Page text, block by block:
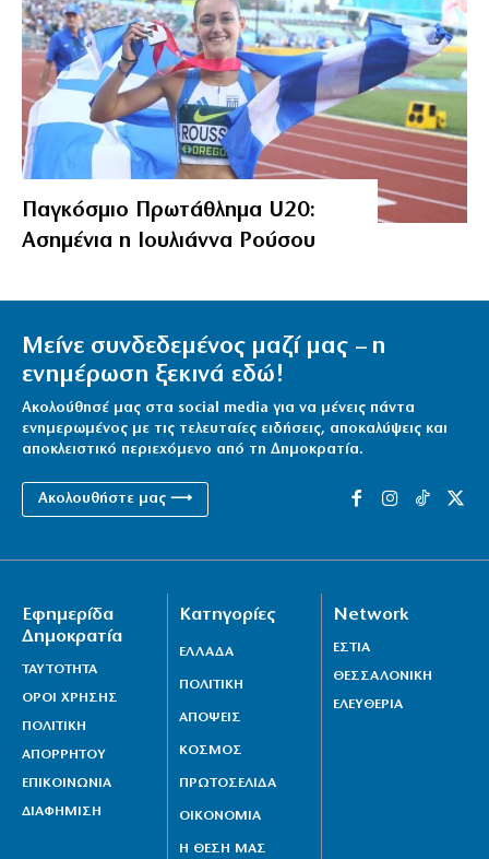
Παγκόσμιο Πρωτάθλημα U20:
Ασημένια η Ιουλιάννα Ρούσου
Μείνε συνδεδεμένος μαζί μας – η
ενημέρωση ξεκινά εδώ!
Ακολούθησέ μας στα social media για να μένεις πάντα
ενημερωμένος με τις τελευταίες ειδήσεις, αποκαλύψεις και
αποκλειστικό περιεχόμενο από τη Δημοκρατία.
Ακολουθήστε μας ⟶
Εφημερίδα
Δημοκρατία
ΤΑΥΤΟΤΗΤΑ
ΟΡΟΙ ΧΡΗΣΗΣ
ΠΟΛΙΤΙΚΗ
ΑΠΟΡΡΗΤΟΥ
ΕΠΙΚΟΙΝΩΝΙΑ
ΔΙΑΦΗΜΙΣΗ
Κατηγορίες
ΕΛΛΑΔΑ
ΠΟΛΙΤΙΚΗ
ΑΠΟΨΕΙΣ
ΚΟΣΜΟΣ
ΠΡΩΤΟΣΕΛΙΔΑ
ΟΙΚΟΝΟΜΙΑ
Η ΘΕΣΗ ΜΑΣ
Network
ΕΣΤΙΑ
ΘΕΣΣΑΛΟΝΙΚΗ
ΕΛΕΥΘΕΡΙΑ